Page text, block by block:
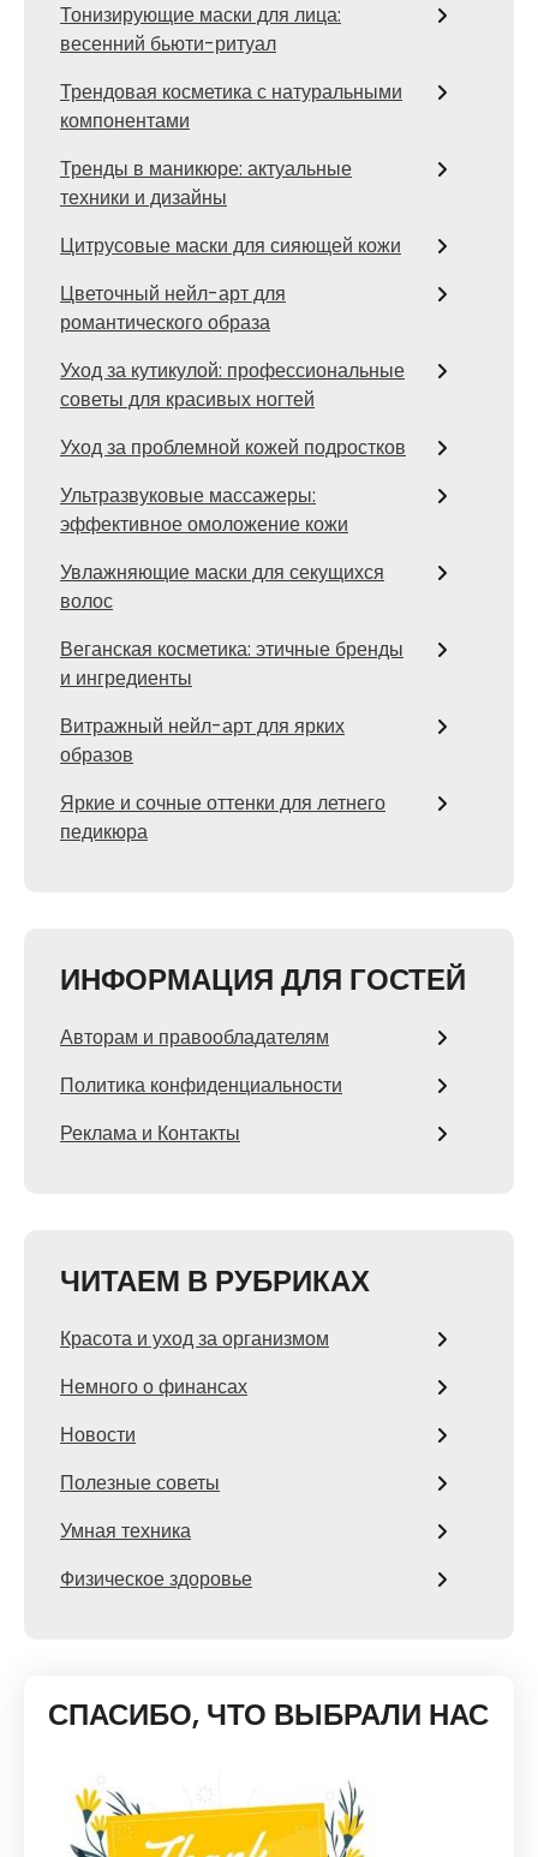
Тонизирующие маски для лица:
весенний бьюти-ритуал
Трендовая косметика с натуральными
компонентами
Тренды в маникюре: актуальные
техники и дизайны
Цитрусовые маски для сияющей кожи
Цветочный нейл-арт для
романтического образа
Уход за кутикулой: профессиональные
советы для красивых ногтей
Уход за проблемной кожей подростков
Ультразвуковые массажеры:
эффективное омоложение кожи
Увлажняющие маски для секущихся
волос
Веганская косметика: этичные бренды
и ингредиенты
Витражный нейл-арт для ярких
образов
Яркие и сочные оттенки для летнего
педикюра
ИНФОРМАЦИЯ ДЛЯ ГОСТЕЙ
Авторам и правообладателям
Политика конфиденциальности
Реклама и Контакты
ЧИТАЕМ В РУБРИКАХ
Красота и уход за организмом
Немного о финансах
Новости
Полезные советы
Умная техника
Физическое здоровье
СПАСИБО, ЧТО ВЫБРАЛИ НАС